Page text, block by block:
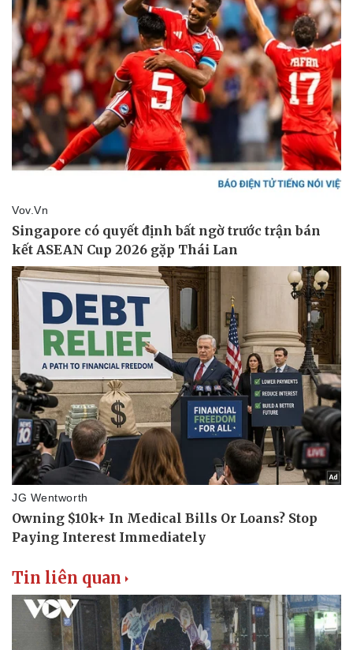
Thể thao
Bóng đá
Lịch thi đấu bóng đá
Thế giới thể thao
eSports
Hậu trường
Ô tô - Xe máy
Ô tô
Xe máy
Tư vấn
Tin liên quan